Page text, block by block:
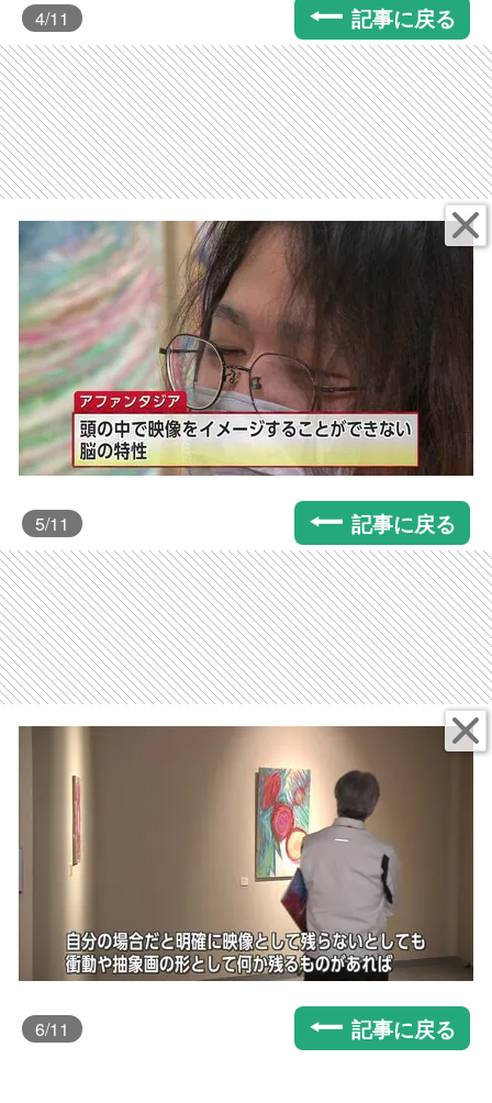
4/11 記事に戻る
5/11 記事に戻る
6/11 記事に戻る